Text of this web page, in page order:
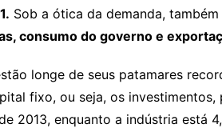
Sob a ótica da demanda, também
consumo do governo e
longe de seus patamares
fixo, ou seja, os investimentos,
2013, enquanto a indústria está